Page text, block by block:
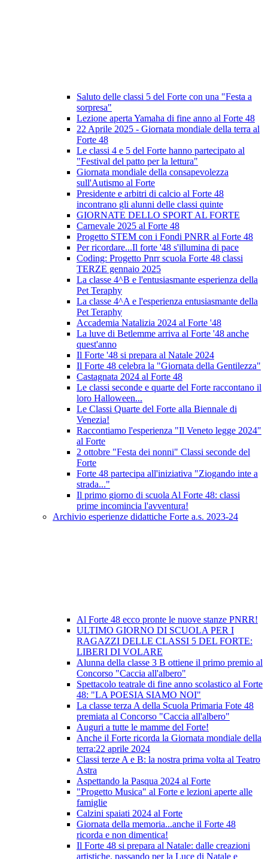
Saluto delle classi 5 del Forte con una "Festa a
sorpresa"
Lezione aperta Yamaha di fine anno al Forte 48
22 Aprile 2025 - Giornata mondiale della terra al
Forte 48
Le classi 4 e 5 del Forte hanno partecipato al
"Festival del patto per la lettura"
Giornata mondiale della consapevolezza
sull'Autismo al Forte
Presidente e arbitri di calcio al Forte 48
incontrano gli alunni delle classi quinte
GIORNATE DELLO SPORT AL FORTE
Carnevale 2025 al Forte 48
Progetto STEM con i Fondi PNRR al Forte 48
Per ricordare...Il forte '48 s'illumina di pace
Coding: Progetto Pnrr scuola Forte 48 classi
TERZE gennaio 2025
La classe 4^B e l'entusiasmante esperienza della
Pet Teraphy
La classe 4^A e l'esperienza entusiasmante della
Pet Teraphy
Accademia Natalizia 2024 al Forte '48
La luve di Betlemme arriva al Forte '48 anche
quest'anno
Il Forte '48 si prepara al Natale 2024
Il Forte 48 celebra la "Giornata della Gentilezza"
Castagnata 2024 al Forte 48
Le classi seconde e quarte del Forte raccontano il
loro Halloween...
Le Classi Quarte del Forte alla Biennale di
Venezia!
Raccontiamo l'esperienza "Il Veneto legge 2024"
al Forte
2 ottobre "Festa dei nonni" Classi seconde del
Forte
Forte 48 partecipa all'iniziativa "Ziogando inte a
strada..."
Il primo giorno di scuola Al Forte 48: classi
prime incomincia l'avventura!
Archivio esperienze didattiche Forte a.s. 2023-24
Al Forte 48 ecco pronte le nuove stanze PNRR!
ULTIMO GIORNO DI SCUOLA PER I
RAGAZZI DELLE CLASSI 5 DEL FORTE:
LIBERI DI VOLARE
Alunna della classe 3 B ottiene il primo premio al
Concorso "Caccia all'albero"
Spettacolo teatrale di fine anno scolastico al Forte
48: "LA POESIA SIAMO NOI"
La classe terza A della Scuola Primaria Fote 48
premiata al Concorso "Caccia all'albero"
Auguri a tutte le mamme del Forte!
Anche il Forte ricorda la Giornata mondiale della
terra:22 aprile 2024
Classi terze A e B: la nostra prima volta al Teatro
Astra
Aspettando la Pasqua 2024 al Forte
"Progetto Musica" al Forte e lezioni aperte alle
famiglie
Calzini spaiati 2024 al Forte
Giornata della memoria...anche il Forte 48
ricorda e non dimentica!
Il Forte 48 si prepara al Natale: dalle creazioni
artistiche, passando per la Luce di Natale e